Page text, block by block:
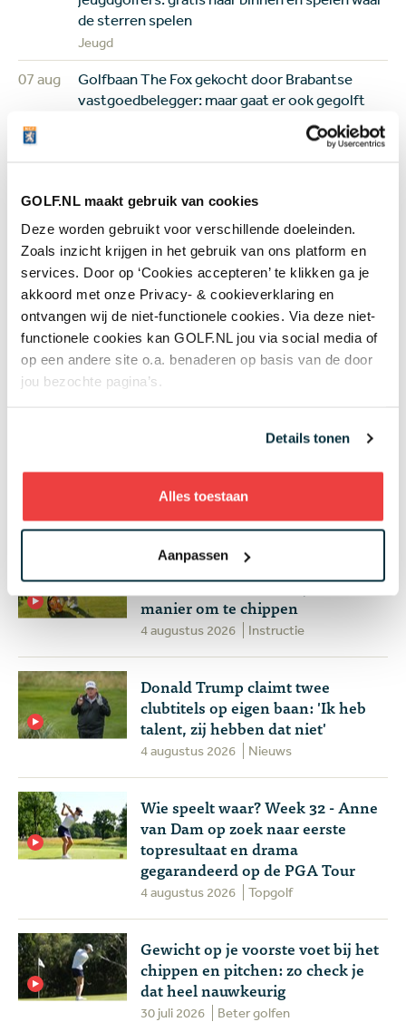
GOLF.NL maakt gebruik van cookies
Deze worden gebruikt voor verschillende doeleinden.
Zoals inzicht krijgen in het gebruik van ons platform en
services. Door op ‘Cookies accepteren’ te klikken ga je
akkoord met onze Privacy- & cookieverklaring en
ontvangen wij de niet-functionele cookies. Via deze niet-
functionele cookies kan GOLF.NL jou via social media of
op een andere site o.a. benaderen op basis van de door
jou bezochte pagina’s.
Details tonen
Alles toestaan
Aanpassen
de sterren spelen
Jeugd
07 aug
Golfbaan The Fox gekocht door Brabantse
vastgoedbelegger: maar gaat er ook gegolft
verschil tussen de oudste en jongste
deelneemster US Women's Amateur
Topgolf
07 aug
Wisselbeker van jeugdtour gevonden in
kringloopwinkel: 'Er kwam een enorme
verrassing tevoorschijn'
Overig nieuws
Meest gelezen
Handen andersom: volgens Joost
Luiten echt de makkelijkste
manier om te chippen
4 augustus 2026 Instructie
Donald Trump claimt twee
clubtitels op eigen baan: 'Ik heb
talent, zij hebben dat niet'
4 augustus 2026 Nieuws
Wie speelt waar? Week 32 - Anne
van Dam op zoek naar eerste
topresultaat en drama
gegarandeerd op de PGA Tour
4 augustus 2026 Topgolf
Gewicht op je voorste voet bij het
chippen en pitchen: zo check je
dat heel nauwkeurig
30 juli 2026 Beter golfen